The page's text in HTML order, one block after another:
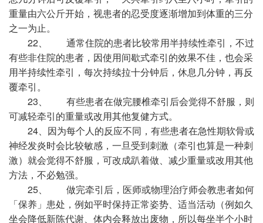
重量由六公斤开始，视患者的忍受度逐渐增加到体重的三分
之一为止。
22、 通常住院的患者比较常用半持续性牵引，不过
有些非住院的患者，因使用间歇式牵引的效果不佳，也会采
用半持续性牵引，每次持续拉十分钟后，休息几分钟，再反
覆牵引。
23、 有些患者在做完腰椎牵引后会觉得不舒服，则
可减轻牵引的重量或改用其他复健方式。
24、因为每个人的反应不同，有些患者在急性期软骨或
神经发炎时会比较敏感，一旦受到刺激（牵引也算是一种刺
激）就会觉得不舒服，可改成趴着做、减少重量或改用其他
方法，不必勉强。
25、 做完牵引后，医师或物理治疗师会教患者如何
「保养」患处，例如平时保持正常姿势、适当活动（例如久
坐会降低新陈代谢、体内会释放出废物，所以每坐半个小时